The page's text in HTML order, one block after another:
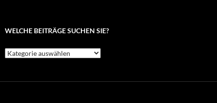
WELCHE BEITRÄGE SUCHEN SIE?
Welche
Beiträge